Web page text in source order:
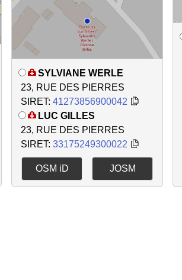
SYLVIANE WERLE
23, RUE DES PIERRES
SIRET: 41273856900042
LUC GILLES
23, RUE DES PIERRES
SIRET: 33175249300022
OSM iD JOSM